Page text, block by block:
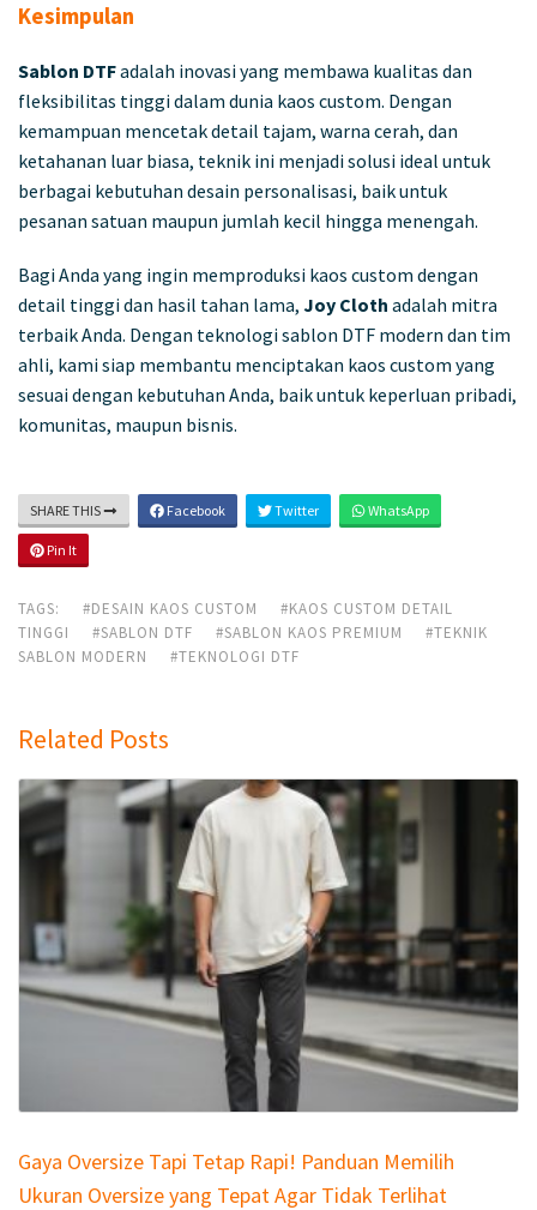
Kesimpulan
Sablon DTFadalah inovasi yang membawa kualitas dan
fleksibilitas tinggi dalam dunia kaos custom. Dengan
kemampuan mencetak detail tajam, warna cerah, dan
ketahanan luar biasa, teknik ini menjadi solusi ideal untuk
berbagai kebutuhan desain personalisasi, baik untuk
pesanan satuan maupun jumlah kecil hingga menengah.
Bagi Anda yang ingin memproduksi kaos custom dengan
detail tinggi dan hasil tahan lama, Joy Cloth adalah mitra
terbaik Anda. Dengan teknologi sablon DTF modern dan tim
ahli, kami siap membantu menciptakan kaos custom yang
sesuai dengan kebutuhan Anda, baik untuk keperluan pribadi,
komunitas, maupun bisnis.
SHARE THIS Facebook Twitter WhatsApp
Pin It
TAGS: #DESAIN KAOS CUSTOM
#KAOS CUSTOM DETAIL
TINGGI
#SABLON DTF #SABLON KAOS PREMIUM
#TEKNIK
SABLON MODERN
#TEKNOLOGI DTF
Related Posts
Gaya Oversize Tapi Tetap Rapi! Panduan Memilih
Ukuran Oversize yang Tepat Agar Tidak Terlihat